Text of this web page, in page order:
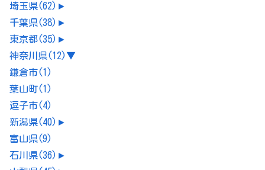
埼玉県(62) ►
千葉県(38) ►
東京都(35) ►
神奈川県(12)▼
鎌倉市(1)
葉山町(1)
逗子市(4)
新潟県(40) ►
富山県(9)
石川県(36) ►